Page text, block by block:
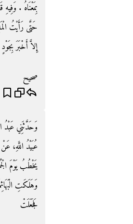
بِمَعْنَاهُ ‏.‏
حَتَّى رَأَيْتُ
إِلاَّ أَخْبَرَ
صحيح
وَحَدَّثَنِي عَبْدُ
عُبَيْدُ اللَّهِ،
يَخْطُبُ يَوْمَ
وَهَلَكَتِ
فَجَعَلَتْ